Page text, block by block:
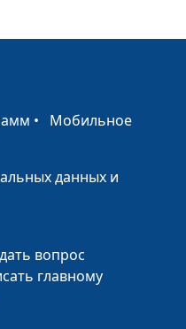
• Мобильное
данных и
вопрос
главному